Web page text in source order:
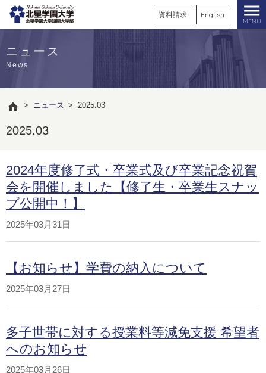
資料請求 English
MENU
ニュース
News
> ニュース > 2025.03
2025.03
2024年度修了式・卒業式及び卒業記念祝賀
会を開催しました【修了生・卒業生スナッ
プ公開中！】
2025年03月31日
【お知らせ】学費の納入について
2025年03月27日
多子世帯に対する授業料等減免支援 希望者
へのお知らせ
2025年03月26日